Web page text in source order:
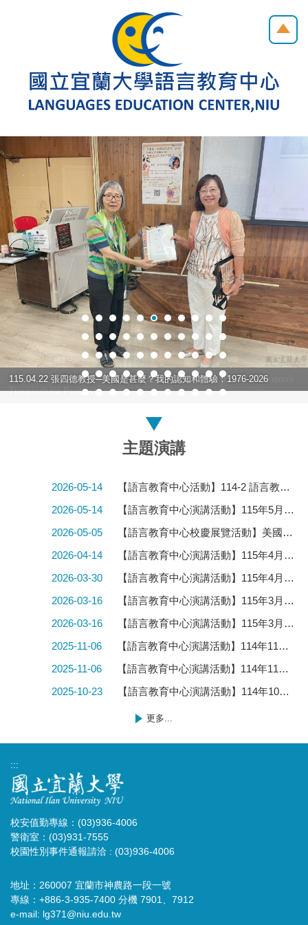
115.04.22 許立欣教授─艾蜜莉・荻瑾蓀的跨文化詩學 (Emily Dickinson's
Transcultural Poetics)
115.04.22 張四德教授─美國是甚麼？我的認知和體驗：1976-2026
主題演講
2026-05-14
【語言教育中心活動】114-2 語言教育中心語言診斷及輔導
2026-05-14
【語言教育中心演講活動】115年5月27日(三)、6月3日(三)「魔英傳腦：用魔術打開 你的英語腦」系列工作坊Magic English Mind: Unlock Your English Brain with Magic
2026-05-05
【語言教育中心校慶展覽活動】美國250文化展：書頁裡的歷史，歷史中的文學
2026-04-14
【語言教育中心演講活動】115年4月22日(三)─美國250文化展專題演講
2026-03-30
【語言教育中心演講活動】115年4月8日(三)故鄉印記—龜山島風韻Hometown Imprint: The Charm of Guishan Island(語中華語課程活動)
2026-03-16
【語言教育中心演講活動】115年3月25日(三)讀懂臉譜・讀懂文化 京劇臉譜文化意涵導讀與體驗Reading Faces, Reading Culture An EMI Cultural Workshop on Peking Opera Painted Faces.
2026-03-16
【語言教育中心演講活動】115年3月26日(四)EMI決勝時刻─Call of Duty : Strategies for succeeding in EMI classes.
2025-11-06
【語言教育中心演講活動】114年11月19日(三)線上藝術密室遊戲助你精通英文Classroom Breakout: Online Art Escape Game to Master English
2025-11-06
【語言教育中心演講活動】114年11月17日(一)EMI 在專業學習的應用與局限(The Application and Limitations of EMI in Professional Learning)
2025-10-23
【語言教育中心演講活動】114年10月28日(二)EMI教師應具備的關鍵知識 Englishes Around the World: What EMI Instructors Should Know.
更多...
:::
校安值勤專線：(03)936-4006
警衛室：(03)931-7555
校園性別事件通報請洽 : (03)936-4006
地址：260007 宜蘭市神農路一段一號
專線：+886-3-935-7400 分機 7901、7912
e-mail: lg371@niu.edu.tw